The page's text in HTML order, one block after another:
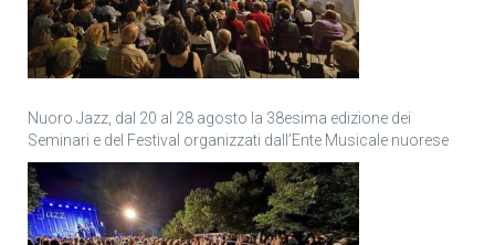
Nuoro Jazz, dal 20 al 28 agosto la 38esima edizione dei
Seminari e del Festival organizzati dall’Ente Musicale nuorese